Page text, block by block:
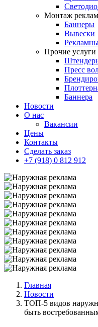
Монтаж
Баннеры
Вывески
Прочие услуги
Пресс
Баннера
Новости
О нас
Вакансии
Цены
Контакты
Сделать заказ
+7 (918) 0 812 912
Главная
Новости
ТОП-5 видов
быть